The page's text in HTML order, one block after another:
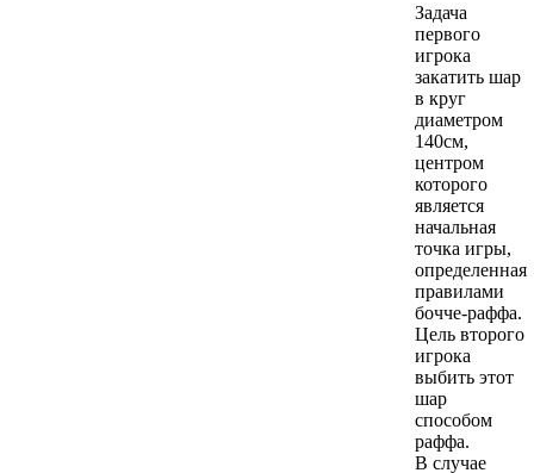
Задача
первого
игрока
закатить шар
в круг
диаметром
140см,
центром
которого
является
начальная
точка игры,
определенная
правилами
бочче-раффа.
Цель второго
игрока
выбить этот
шар
способом
раффа.
В случае